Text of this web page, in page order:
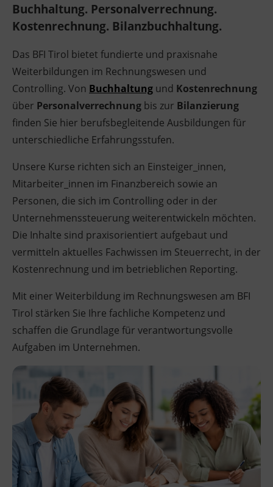
Buchhaltung. Personalverrechnung.
Kostenrechnung. Bilanzbuchhaltung.
Das BFI Tirol bietet fundierte und praxisnahe
Weiterbildungen im Rechnungswesen und
Controlling. Von Buchhaltung und Kostenrechnung
über Personalverrechnung bis zur Bilanzierung
finden Sie hier berufsbegleitende Ausbildungen für
unterschiedliche Erfahrungsstufen.
Unsere Kurse richten sich an Einsteiger_innen,
Mitarbeiter_innen im Finanzbereich sowie an
Personen, die sich im Controlling oder in der
Unternehmenssteuerung weiterentwickeln möchten.
Die Inhalte sind praxisorientiert aufgebaut und
vermitteln aktuelles Fachwissen im Steuerrecht, in der
Kostenrechnung und im betrieblichen Reporting.
Mit einer Weiterbildung im Rechnungswesen am BFI
Tirol stärken Sie Ihre fachliche Kompetenz und
schaffen die Grundlage für verantwortungsvolle
Aufgaben im Unternehmen.